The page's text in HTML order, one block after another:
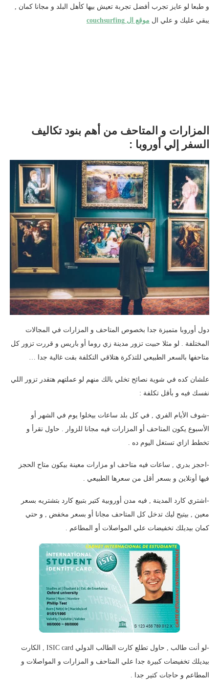
و طبعا لو عايز تجرب أفضل تجربة تعيش بيها كأهل البلد و مجانا كمان ,
يبقي عليك و علي ال موقع ال couchsurfing
المزارات و المتاحف من أهم بنود تكاليف
السفر إلي أوروبا :
دول أوروبا متميزة جدا بخصوص المتاحف و المزارات في المجالات
المختلفة . لو مثلا حبيت تزور مدينة زي روما أو باريس و قررت تزور كل
متاحفها بالسعر الطبيعي للتذكرة هتلاقي التكلفة بقت غالية جدا …
علشان كده في شوية نصائح تخلي بالك منهم لو عملتهم هتقدر تزور اللي
نفسك فيه و بأقل تكلفة :
-شوف الأيام الفري , في كل بلد ساعات بيخلوا يوم في الشهر أو
الأسبوع يكون المتاحف أو المزارات فيه مجانا للزوار . حاول تقرأ و
تخطط ازاي تستغل اليوم ده .
-احجز بدري , ساعات فيه متاحف او مزارات معينة بيكون متاح الحجز
فيها أونلاين و بسعر أقل من سعرها الطبيعي .
-اشتري كارد المدينة , فيه مدن أوروبية كتير بتبيع كارد بتشتريه بسعر
معين , بيتيح ليك تدخل كل المتاحف مجانا أو بسعر مخفض , و حتي
كمان بيديلك تخفيضات علي المواصلات أو المطاعم .
-لو أنت طالب , حاول تطلع كارت الطالب الدولي ISIC card , الكارت
بيديلك تخفيضات كبيرة جدا علي المتاحف و المزارات و المواصلات و
المطاعم و حاجات كتير جدا .